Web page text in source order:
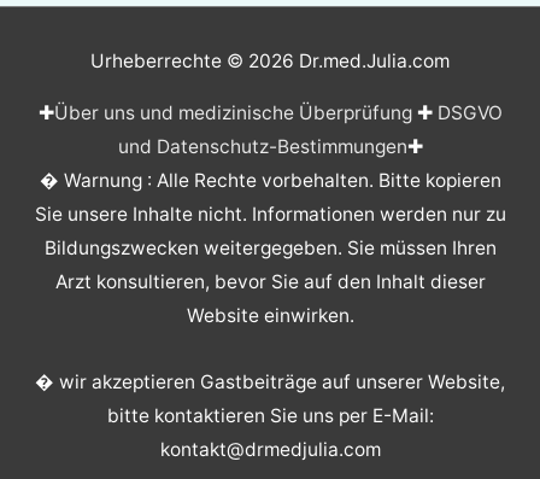
Urheberrechte © 2026 Dr.med.Julia.com
✚Über uns und medizinische Überprüfung✚ DSGVO
und Datenschutz-Bestimmungen✚
� Warnung : Alle Rechte vorbehalten. Bitte kopieren
Sie unsere Inhalte nicht. Informationen werden nur zu
Bildungszwecken weitergegeben. Sie müssen Ihren
Arzt konsultieren, bevor Sie auf den Inhalt dieser
Website einwirken.
� wir akzeptieren Gastbeiträge auf unserer Website,
bitte kontaktieren Sie uns per E-Mail:
kontakt@drmedjulia.com